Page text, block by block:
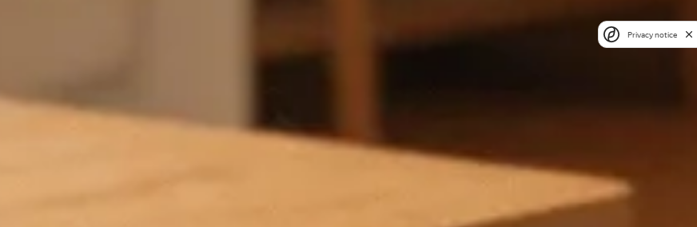
Privacy notice